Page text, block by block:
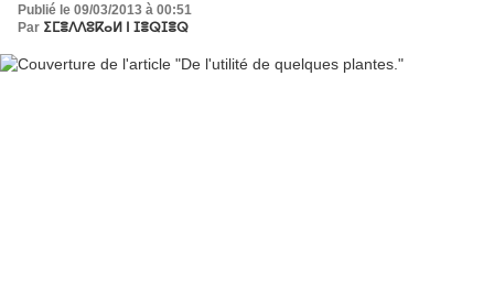
Publié le 09/03/2013 à 00:51
Par ⵉⵎⴻⴷⴷⵓⴽⴰⵍ ⵏ ⵊⴻⵕⵊⴻⵕ